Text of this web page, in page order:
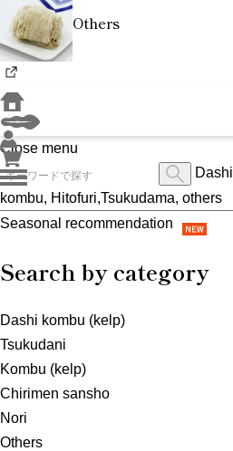
Others
Close menu
Dashi
kombu, Hitofuri,Tsukudama, others
Seasonal recommendation
Search by category
Dashi kombu (kelp)
Tsukudani
Kombu (kelp)
Chirimen sansho
Nori
Others